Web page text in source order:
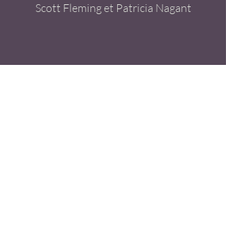
Scott Fleming et Patricia Nagant